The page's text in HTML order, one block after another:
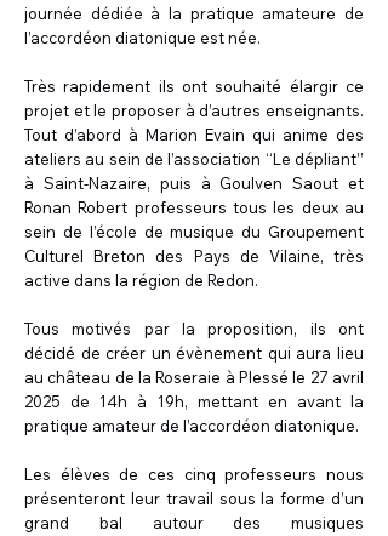
journée dédiée à la pratique amateure de
l’accordéon diatonique est née.
Très rapidement ils ont souhaité élargir ce
projet et le proposer à d’autres enseignants.
Tout d’abord à Marion Evain qui anime des
ateliers au sein de l’association ‘‘Le dépliant’’
à Saint-Nazaire, puis à Goulven Saout et
Ronan Robert professeurs tous les deux au
sein de l’école de musique du Groupement
Culturel Breton des Pays de Vilaine, très
active dans la région de Redon.
Tous motivés par la proposition, ils ont
décidé de créer un évènement qui aura lieu
au château de la Roseraie à Plessé le 27 avril
2025 de 14h à 19h, mettant en avant la
pratique amateur de l’accordéon diatonique.
Les élèves de ces cinq professeurs nous
présenteront leur travail sous la forme d’un
grand bal autour des musiques